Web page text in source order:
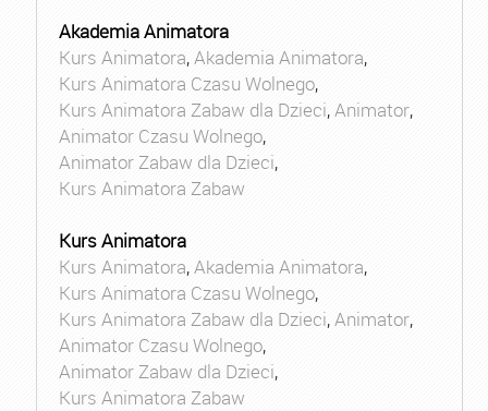
Akademia Animatora
Kurs Animatora,Akademia Animatora,
Kurs Animatora Czasu Wolnego,
Kurs Animatora Zabaw dla Dzieci,Animator,
Animator Czasu Wolnego,
Animator Zabaw dla Dzieci,
Kurs Animatora Zabaw
Kurs Animatora
Kurs Animatora,Akademia Animatora,
Kurs Animatora Czasu Wolnego,
Kurs Animatora Zabaw dla Dzieci,Animator,
Animator Czasu Wolnego,
Animator Zabaw dla Dzieci,
Kurs Animatora Zabaw